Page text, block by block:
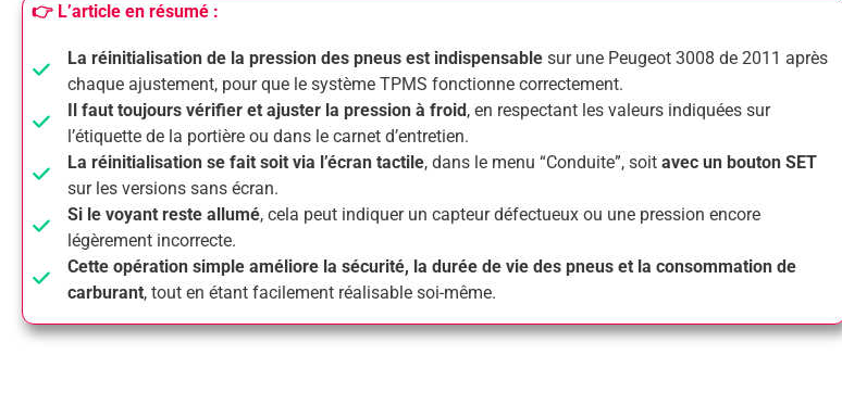
👉 L’article en résumé :
La réinitialisation de la pression des pneus est indispensable sur une Peugeot 3008 de 2011 après
chaque ajustement, pour que le système TPMS fonctionne correctement.
Il faut toujours vérifier et ajuster la pression à froid , en respectant les valeurs indiquées sur
l’étiquette de la portière ou dans le carnet d’entretien.
La réinitialisation se fait soit via l’écran tactile, dans le menu “Conduite”, soit avec un bouton SET
sur les versions sans écran.
Si le voyant reste allumé, cela peut indiquer un capteur défectueux ou une pression encore
légèrement incorrecte.
Cette opération simple améliore la sécurité, la durée de vie des pneus et la consommation de
carburant, tout en étant facilement réalisable soi-même.